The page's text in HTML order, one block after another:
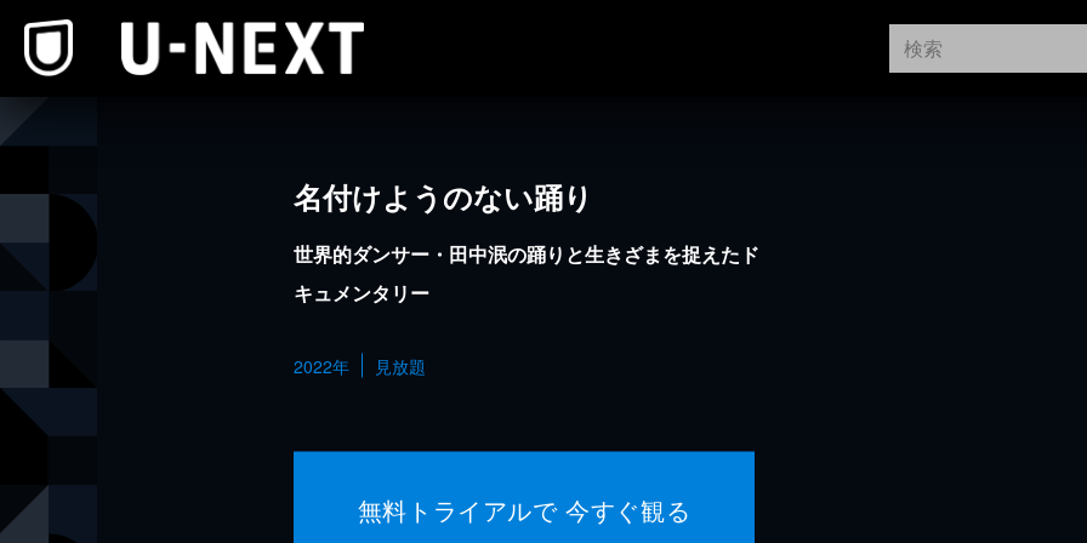
名付けようのない踊り
世界的ダンサー・田中泯の踊りと生きざまを捉えたド
キュメンタリー
2022年 見放題
無料トライアルで 今すぐ観る